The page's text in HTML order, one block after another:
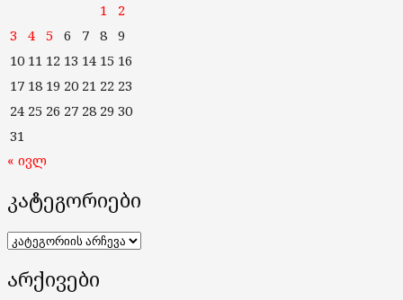
1
2
3
4 5 6 7 8 9
10 11 12 13 14 15 16
17 18 19 20 21 22 23
24 25 26 27 28 29 30
31
« ივლ
კატეგორიები
კატეგორიები
არქივები